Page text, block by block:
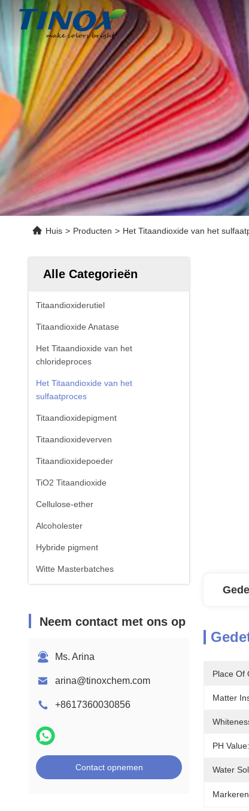
Huis > Producten > Het Titaandioxide van het
Alle Categorieën
Titaandioxiderutiel
Titaandioxide Anatase
Het Titaandioxide van het
chlorideproces
Het Titaandioxide van het
sulfaatproces
Titaandioxidepigment
Titaandioxideverven
Titaandioxidepoeder
TiO2 Titaandioxide
Cellulose-ether
Alcoholester
Hybride pigment
Witte Masterbatches
Neem contact met ons op
Ms. Arina
arina@tinoxchem.com
+8617360030856
Contact opnemen
Place Of
Matter
PH Value:
Water